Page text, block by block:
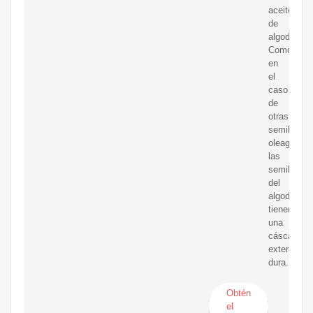
aceite
de
algodón
Como
en
el
caso
de
otras
semillas
las
semillas
del
algodón
tienen
una
cáscara
exterior
dura.
Obtén
el